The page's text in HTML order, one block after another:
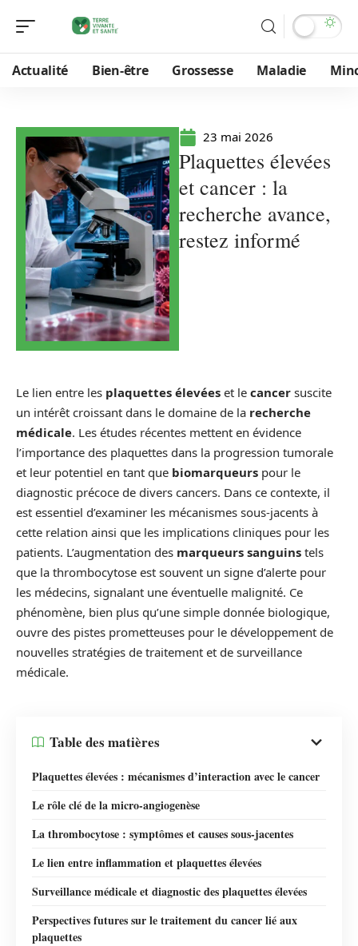
Actualité Bien-être Grossesse Maladie
23 mai 2026
Plaquettes élevées
et cancer : la
recherche avance,
restez informé
Le lien entre les plaquettes élevées et le cancer suscite
un intérêt croissant dans le domaine de la recherche
médicale. Les études récentes mettent en évidence
l’importance des plaquettes dans la progression tumorale
et leur potentiel en tant que biomarqueurs pour le
diagnostic précoce de divers cancers. Dans ce contexte, il
est essentiel d’examiner les mécanismes sous-jacents à
cette relation ainsi que les implications cliniques pour les
patients. L’augmentation des marqueurs sanguins tels
que la thrombocytose est souvent un signe d’alerte pour
les médecins, signalant une éventuelle malignité. Ce
phénomène, bien plus qu’une simple donnée biologique,
ouvre des pistes prometteuses pour le développement de
nouvelles stratégies de traitement et de surveillance
médicale.
Table des matières
Plaquettes élevées : mécanismes d’interaction avec le cancer
Le rôle clé de la micro-angiogenèse
La thrombocytose : symptômes et causes sous-jacentes
Le lien entre inflammation et plaquettes élevées
Surveillance médicale et diagnostic des plaquettes élevées
Perspectives futures sur le traitement du cancer lié aux
plaquettes